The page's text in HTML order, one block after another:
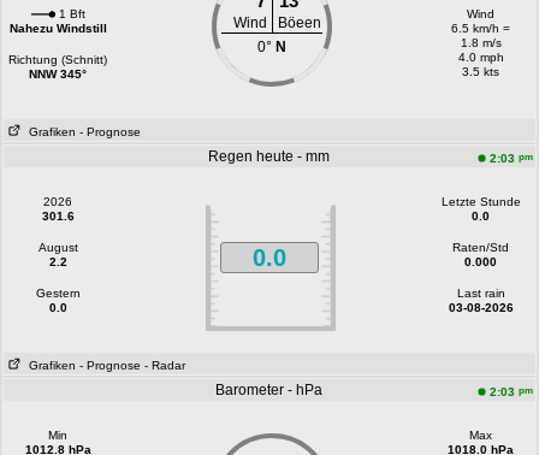
1 Bft
Nahezu Windstill
Richtung (Schnitt)
NNW 345°
Wind
Böeen
0° N
Wind
6.5 km/h =
1.8 m/s
4.0 mph
3.5 kts
Grafiken - Prognose
Regen heute - mm 2:03 pm
2026
301.6
August
2.2
Gestern
0.0
0.0
Letzte Stunde
0.0
Raten/Std
0.000
Last rain
03-08-2026
Grafiken - Prognose - Radar
Barometer - hPa 2:03 pm
Min
1012.8 hPa
Max
1018.0 hPa